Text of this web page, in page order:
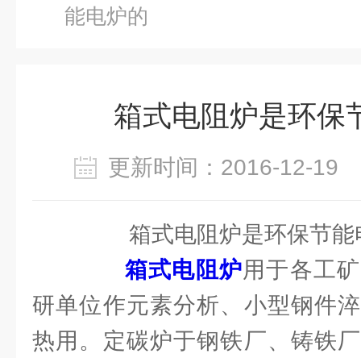
能电炉的
箱式电阻炉是环保
更新时间：2016-12-
箱式电阻炉是环保节能
箱式电阻炉用于各工
研单位作元素分析、小型钢件
热用。定碳炉于钢铁厂、铸铁